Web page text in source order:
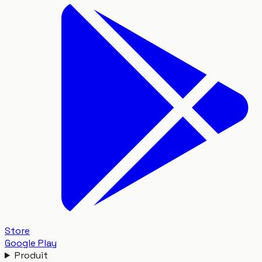
Store
Google Play
Produit